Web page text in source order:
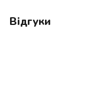
Відгуки